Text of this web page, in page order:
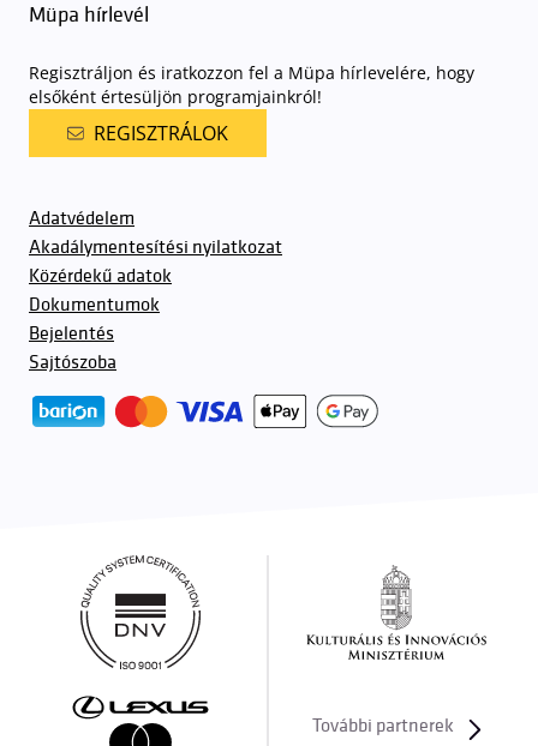
Müpa hírlevél
Regisztráljon és iratkozzon fel a Müpa hírlevelére, hogy
elsőként értesüljön programjainkról!
REGISZTRÁLOK
Adatvédelem
Akadálymentesítési nyilatkozat
Közérdekű adatok
Dokumentumok
Bejelentés
Sajtószoba
További partnerek